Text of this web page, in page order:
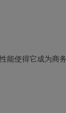
能使得它成为商